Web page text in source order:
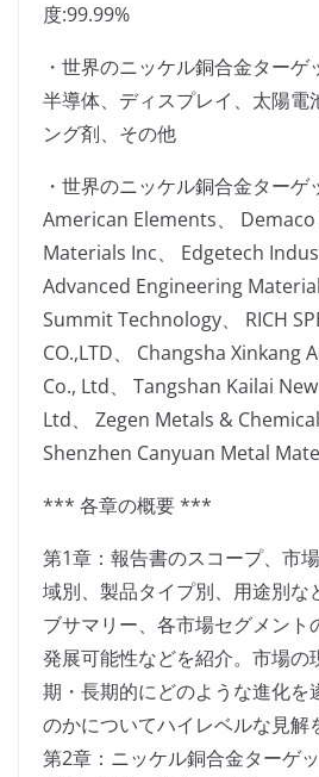
度:99.99%
・世界のニッケル銅合金ター
半導体、ディスプレイ、太陽電
ング剤、その他
・世界のニッケル銅合金ター
American Elements、 Demaco
Materials Inc、 Edgetech
Advanced Engineering
Summit Technology、 RICH
CO.,LTD、 Changsha Xinkang
Co., Ltd、 Tangshan Kailai
Ltd、 Zegen Metals &
Shenzhen Canyuan Metal
*** 各章の概要 ***
第1章：報告書のスコープ、市
域別、製品タイプ別、用途別な
ブサマリー、各市場セグメント
発展可能性などを紹介。市場の
期・長期的にどのような進化を
のかについてハイレベルな見解
第2章：ニッケル銅合金ターゲ